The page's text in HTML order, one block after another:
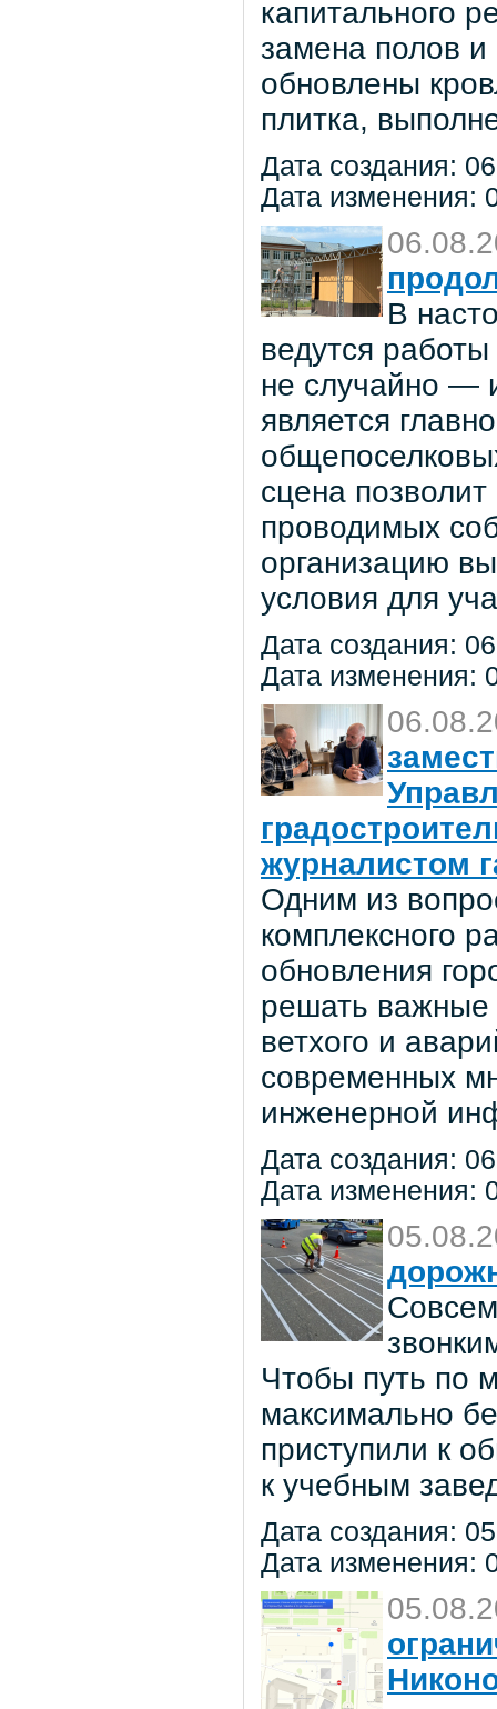
капитального
замена полов
обновлены
плитка,
Дата создания:
Дата изменения:
В
ведутся
не случайно —
является
сцена
проводимых
организацию
условия для
Дата создания:
Дата изменения:
журналистом
Одним из
комплексного
обновления
решать важные
ветхого и
современных
инженерной
Дата создания:
Дата изменения:
Чтобы путь по
максимально
приступили к
к учебным
Дата создания:
Дата изменения: